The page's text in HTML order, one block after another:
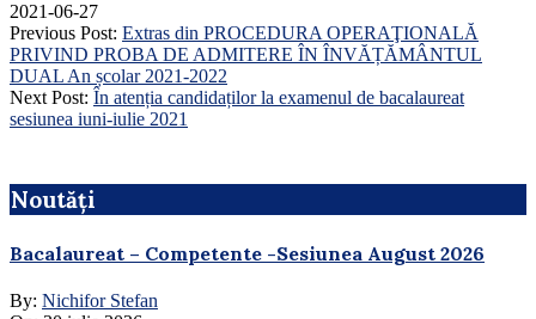
2021-06-27
Previous Post: Extras din PROCEDURA OPERAŢIONALĂ
PRIVIND PROBA DE ADMITERE ÎN ÎNVĂȚĂMÂNTUL
DUAL An școlar 2021-2022
Next Post: În atenția candidaților la examenul de bacalaureat
sesiunea iuni-iulie 2021
Noutăți
Bacalaureat – Competente -Sesiunea August 2026
By: Nichifor Stefan